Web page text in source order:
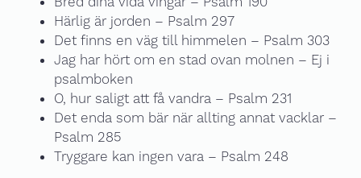
Härlig är jorden – Psalm 297
Det finns en väg till himmelen – Psalm 303
Jag har hört om en stad ovan molnen – Ej i
psalmboken
O, hur saligt att få vandra – Psalm 231
Det enda som bär när allting annat vacklar –
Psalm 285
Tryggare kan ingen vara – Psalm 248